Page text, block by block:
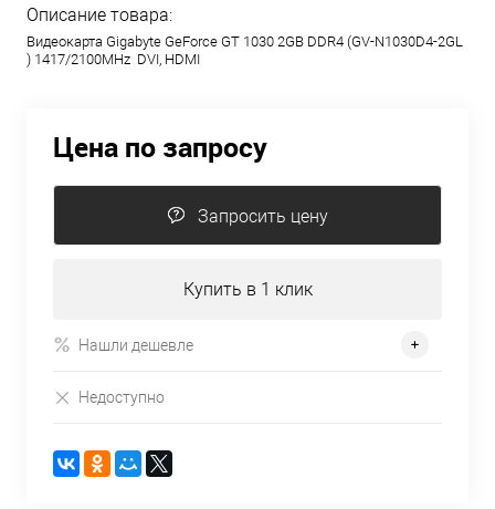
Описание товара:
Видеокарта Gigabyte GeForce GT 1030 2GB DDR4 (GV-N1030D4-2GL
) 1417/2100MHz DVI, HDMI
Цена по запросу
Запросить цену
Купить в 1 клик
Нашли дешевле
Недоступно